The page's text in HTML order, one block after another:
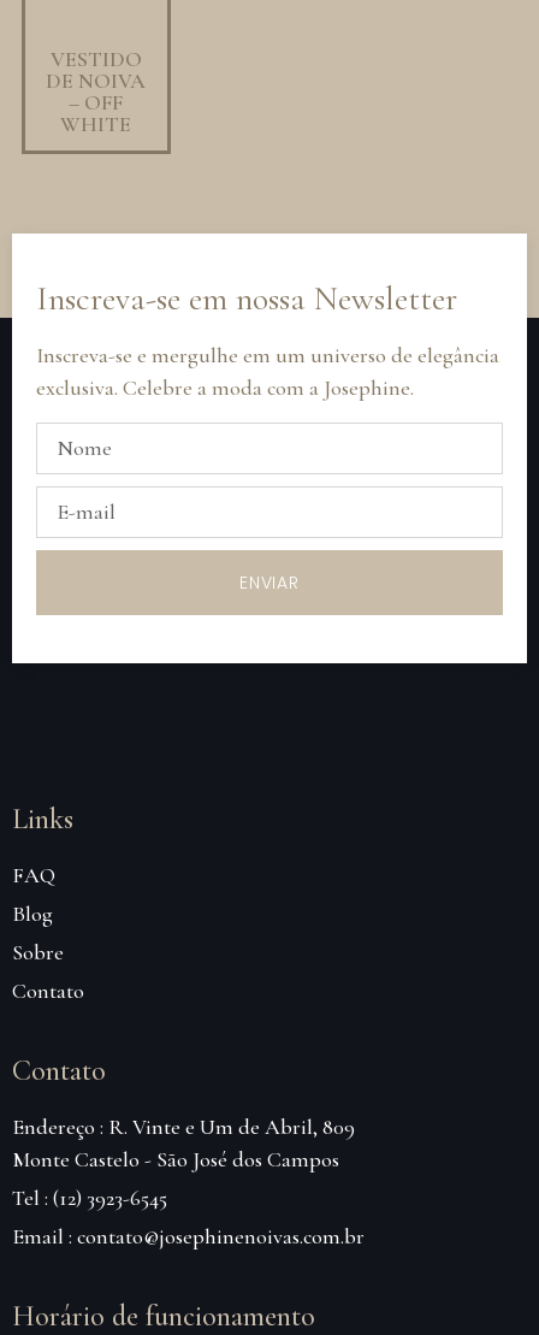
VESTIDO
DE NOIVA
– OFF
WHITE
Inscreva-se em nossa Newsletter
Inscreva-se e mergulhe em um universo de elegância
exclusiva. Celebre a moda com a Josephine.
ENVIAR
Links
FAQ
Blog
Sobre
Contato
Contato
Endereço : R. Vinte e Um de Abril, 809
Monte Castelo - São José dos Campos
Tel : (12) 3923-6545
Email : contato@josephinenoivas.com.br
Horário de funcionamento